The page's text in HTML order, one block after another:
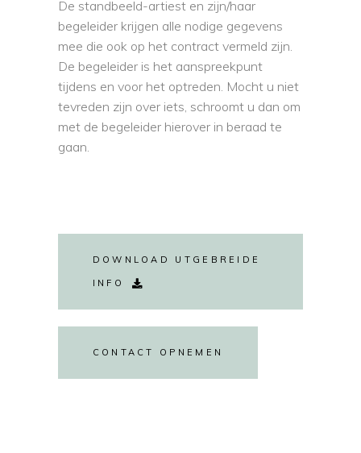
De standbeeld-artiest en zijn/haar
begeleider krijgen alle nodige gegevens
mee die ook op het contract vermeld zijn.
De begeleider is het aanspreekpunt
tijdens en voor het optreden. Mocht u niet
tevreden zijn over iets, schroomt u dan om
met de begeleider hierover in beraad te
gaan.
DOWNLOAD UTGEBREIDE
INFO
CONTACT OPNEMEN